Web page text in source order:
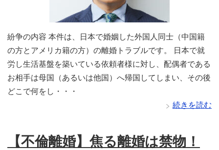
紛争の内容 本件は、日本で婚姻した外国人同士（中国籍
の方とアメリカ籍の方）の離婚トラブルです。 日本で就
労し生活基盤を築いている依頼者様に対し、配偶者である
お相手は母国（あるいは他国）へ帰国してしまい、その後
どこで何をし・・・
続きを読む
【不倫離婚】焦る離婚は禁物！